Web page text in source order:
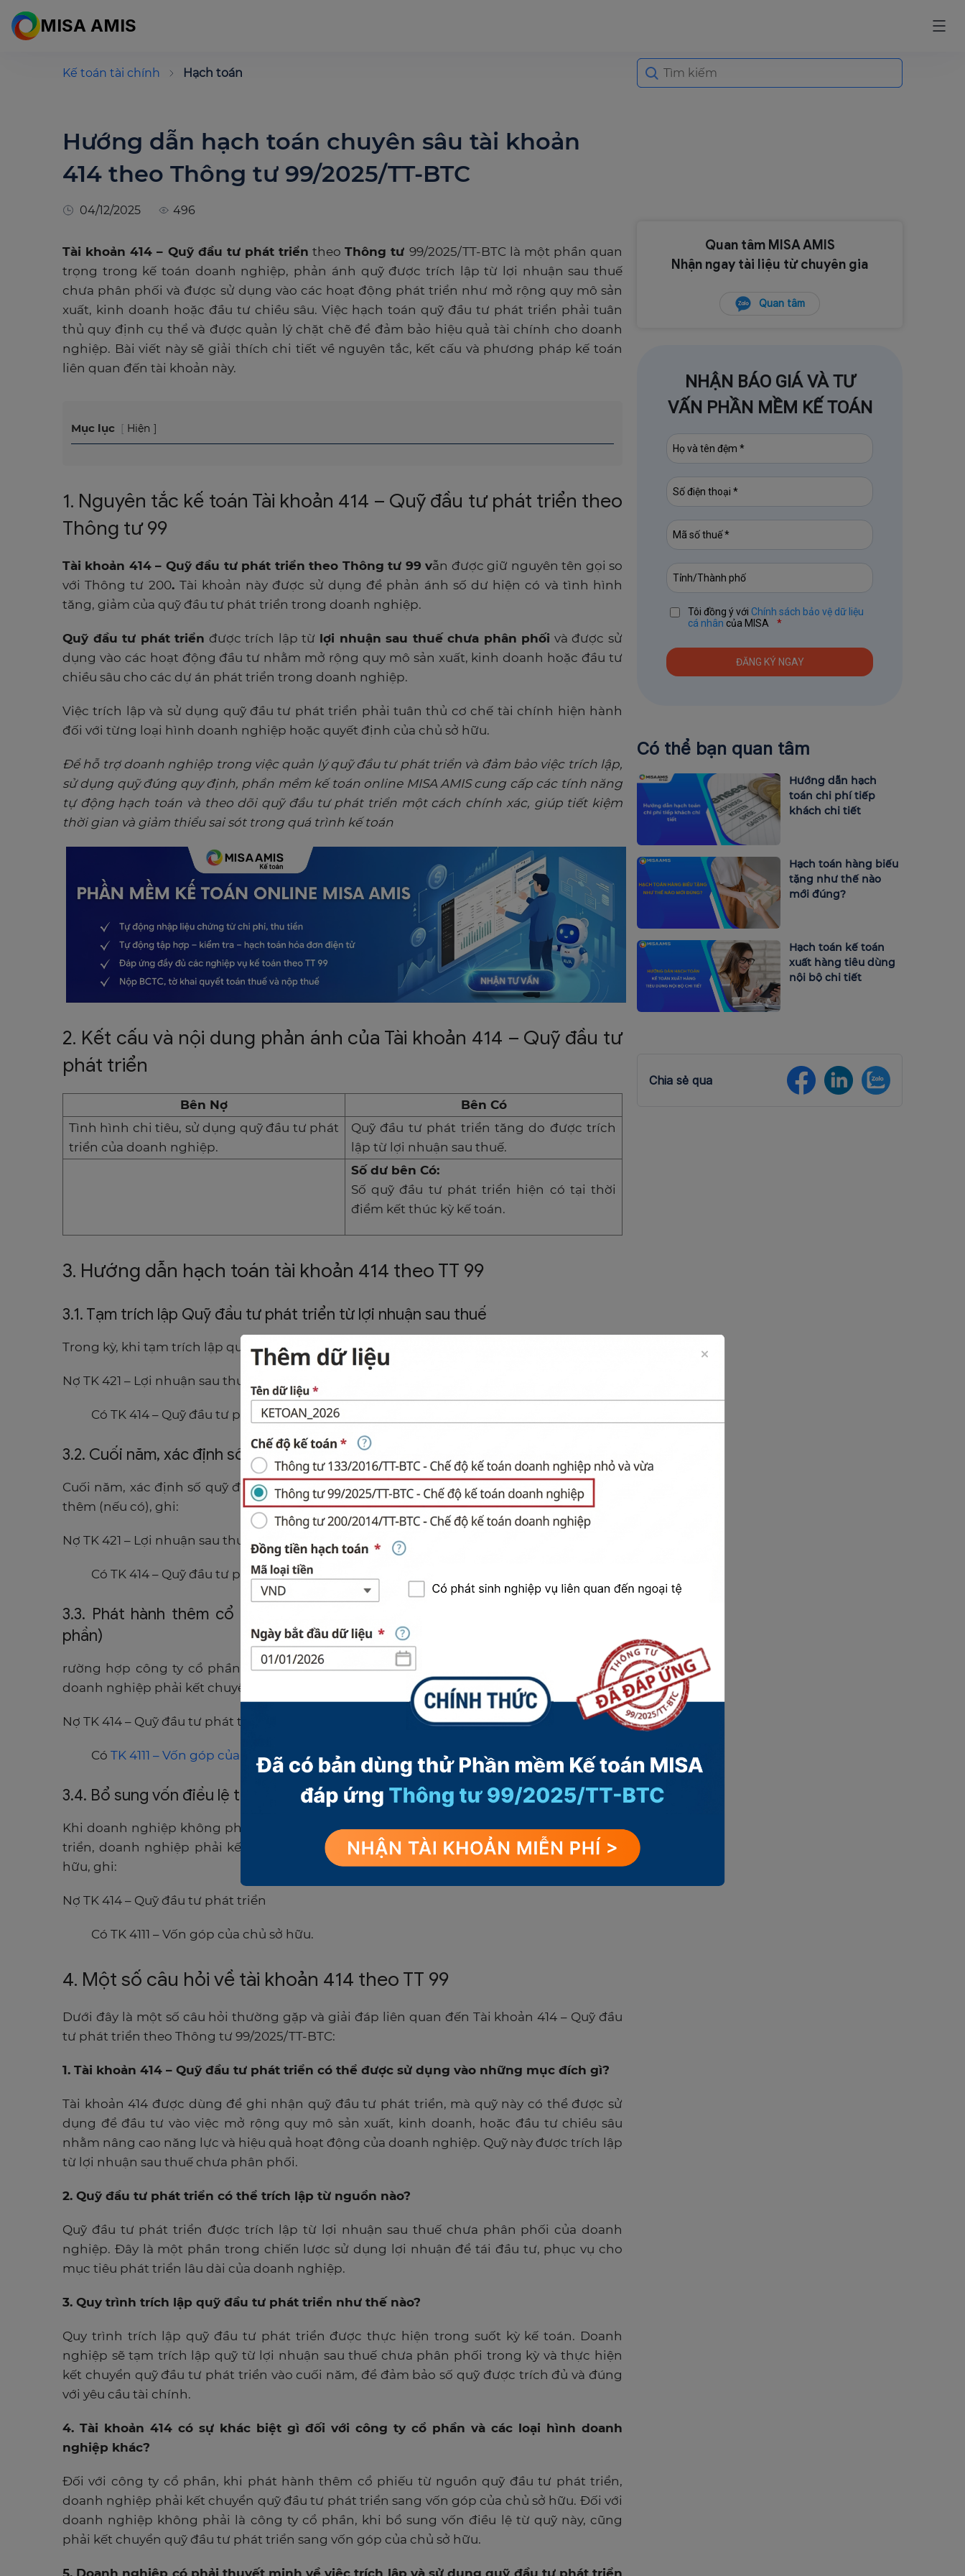
MISA AMIS
Kế toán tài chính Hạch toán
Search
for:
Hướng dẫn hạch toán chuyên sâu tài khoản
414 theo Thông tư 99/2025/TT-BTC
04/12/2025 496
Tài khoản 414 – Quỹ đầu tư phát triển theoThông tư 99/2025/TT-BTC là một phần quan
trọng trong kế toán doanh nghiệp, phản ánh quỹ được trích lập từ lợi nhuận sau thuế
chưa phân phối và được sử dụng vào các hoạt động phát triển như mở rộng quy mô sản
xuất, kinh doanh hoặc đầu tư chiều sâu. Việc hạch toán quỹ đầu tư phát triển phải tuân
thủ quy định cụ thể và được quản lý chặt chẽ để đảm bảo hiệu quả tài chính cho doanh
nghiệp. Bài viết này sẽ giải thích chi tiết về nguyên tắc, kết cấu và phương pháp kế toán
liên quan đến tài khoản này.
Mục lục Hiện
1. Nguyên tắc kế toán Tài khoản 414 – Quỹ đầu tư phát triển theo
Thông tư 99
Tài khoản 414 – Quỹ đầu tư phát triển theo Thông tư 99 vẫn được giữ nguyên tên gọi so
với Thông tư 200. Tài khoản này được sử dụng để phản ánh số dư hiện có và tình hình
tăng, giảm của quỹ đầu tư phát triển trong doanh nghiệp.
Quỹ đầu tư phát triển được trích lập từ lợi nhuận sau thuế chưa phân phối và được sử
dụng vào các hoạt động đầu tư nhằm mở rộng quy mô sản xuất, kinh doanh hoặc đầu tư
chiều sâu cho các dự án phát triển trong doanh nghiệp.
Việc trích lập và sử dụng quỹ đầu tư phát triển phải tuân thủ cơ chế tài chính hiện hành
đối với từng loại hình doanh nghiệp hoặc quyết định của chủ sở hữu.
Để hỗ trợ doanh nghiệp trong việc quản lý quỹ đầu tư phát triển và đảm bảo việc trích lập,
sử dụng quỹ đúng quy định, phần mềm kế toán online MISA AMIS cung cấp các tính năng
tự động hạch toán và theo dõi quỹ đầu tư phát triển một cách chính xác, giúp tiết kiệm
thời gian và giảm thiểu sai sót trong quá trình kế toán
2. Kết cấu và nội dung phản ánh của Tài khoản 414 – Quỹ đầu tư
phát triển
Bên Nợ
Bên Có
Tình hình chi tiêu, sử dụng quỹ đầu tư phát
triển của doanh nghiệp.
Quỹ đầu tư phát triển tăng do được trích
lập từ lợi nhuận sau thuế.
Số dư bên Có:
Số quỹ đầu tư phát triển hiện có tại thời
điểm kết thúc kỳ kế toán.
3. Hướng dẫn hạch toán tài khoản 414 theo TT 99
3.1. Tạm trích lập Quỹ đầu tư phát triển từ lợi nhuận sau thuế
Trong kỳ, khi tạm trích lập quỹ đầu tư phát triển từ lợi nhuận sau thuế chưa phân phối, ghi:
Nợ TK 421 – Lợi nhuận sau thuế chưa phân phối
Có TK 414 – Quỹ đầu tư phát triển.
3.2. Cuối năm, xác định số quỹ đầu tư phát triển được trích bổ sung
Cuối năm, xác định số quỹ đầu tư phát triển được trích, doanh nghiệp tính số được trích
thêm (nếu có), ghi:
Nợ TK 421 – Lợi nhuận sau thuế chưa phân phối
Có TK 414 – Quỹ đầu tư phát triển.
3.3. Phát hành thêm cổ phiếu từ Quỹ đầu tư phát triển (đối với công ty cổ
phần)
rường hợp công ty cổ phần phát hành thêm cổ phiếu từ nguồn Quỹ đầu tư phát triển,
doanh nghiệp phải kết chuyển Quỹ đầu tư phát triển sang vốn đầu tư của chủ sở hữu, ghi:
Nợ TK 414 – Quỹ đầu tư phát triển
Có TK 4111 – Vốn góp của chủ sở hữu (theo mệnh giá).
3.4. Bổ sung vốn điều lệ từ Quỹ đầu tư phát triển
Khi doanh nghiệp không phải là công ty cổ phần bổ sung vốn điều lệ từ Quỹ đầu tư phát
triển, doanh nghiệp phải kết chuyển Quỹ đầu tư phát triển sang Vốn đầu tư của chủ sở
hữu, ghi:
Nợ TK 414 – Quỹ đầu tư phát triển
Có TK 4111 – Vốn góp của chủ sở hữu.
4. Một số câu hỏi về tài khoản 414 theo TT 99
Dưới đây là một số câu hỏi thường gặp và giải đáp liên quan đến Tài khoản 414 – Quỹ đầu
tư phát triển theo Thông tư 99/2025/TT-BTC:
1. Tài khoản 414 – Quỹ đầu tư phát triển có thể được sử dụng vào những mục đích gì?
Tài khoản 414 được dùng để ghi nhận quỹ đầu tư phát triển, mà quỹ này có thể được sử
dụng để đầu tư vào việc mở rộng quy mô sản xuất, kinh doanh, hoặc đầu tư chiều sâu
nhằm nâng cao năng lực và hiệu quả hoạt động của doanh nghiệp. Quỹ này được trích lập
từ lợi nhuận sau thuế chưa phân phối.
2. Quỹ đầu tư phát triển có thể trích lập từ nguồn nào?
Quỹ đầu tư phát triển được trích lập từ lợi nhuận sau thuế chưa phân phối của doanh
nghiệp. Đây là một phần trong chiến lược sử dụng lợi nhuận để tái đầu tư, phục vụ cho
mục tiêu phát triển lâu dài của doanh nghiệp.
3. Quy trình trích lập quỹ đầu tư phát triển như thế nào?
Quy trình trích lập quỹ đầu tư phát triển được thực hiện trong suốt kỳ kế toán. Doanh
nghiệp sẽ tạm trích lập quỹ từ lợi nhuận sau thuế chưa phân phối trong kỳ và thực hiện
kết chuyển quỹ đầu tư phát triển vào cuối năm, để đảm bảo số quỹ được trích đủ và đúng
với yêu cầu tài chính.
4. Tài khoản 414 có sự khác biệt gì đối với công ty cổ phần và các loại hình doanh
nghiệp khác?
Đối với công ty cổ phần, khi phát hành thêm cổ phiếu từ nguồn quỹ đầu tư phát triển,
doanh nghiệp phải kết chuyển quỹ đầu tư phát triển sang vốn góp của chủ sở hữu. Đối với
doanh nghiệp không phải là công ty cổ phần, khi bổ sung vốn điều lệ từ quỹ này, cũng
phải kết chuyển quỹ đầu tư phát triển sang vốn góp của chủ sở hữu.
5. Doanh nghiệp có phải thuyết minh về việc trích lập và sử dụng quỹ đầu tư phát triển
Quan tâm MISA AMIS
Nhận ngay tài liệu từ chuyên gia
Quan tâm
NHẬN BÁO GIÁ VÀ TƯ
VẤN PHẦN MỀM KẾ TOÁN
Tôi đồng ý với Chính sách bảo vệ dữ liệu
cá nhân của MISA *
Có thể bạn quan tâm
Hướng dẫn hạch
toán chi phí tiếp
khách chi tiết
Hạch toán hàng biếu
tặng như thế nào
mới đúng?
Hạch toán kế toán
xuất hàng tiêu dùng
nội bộ chi tiết
Chia sẻ qua